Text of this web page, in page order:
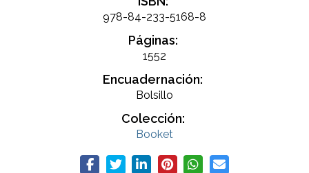
978-84-233-5168-8
Páginas:
1552
Encuadernación:
Bolsillo
Colección:
Booket